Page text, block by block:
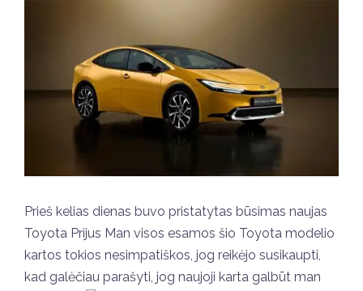
Prieš kelias dienas buvo pristatytas būsimas naujas
Toyota Prijus Man visos esamos šio Toyota modelio
kartos tokios nesimpatiškos, jog reikėjo susikaupti,
kad galėčiau parašyti, jog naujoji karta galbūt man